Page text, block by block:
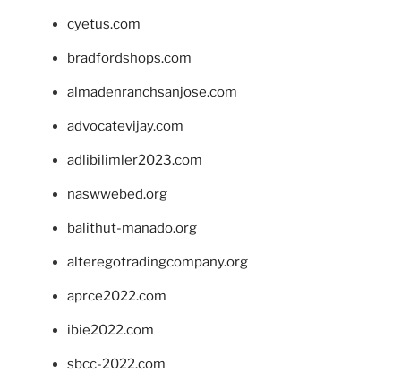
cyetus.com
bradfordshops.com
almadenranchsanjose.com
advocatevijay.com
adlibilimler2023.com
naswwebed.org
balithut-manado.org
alteregotradingcompany.org
aprce2022.com
ibie2022.com
sbcc-2022.com